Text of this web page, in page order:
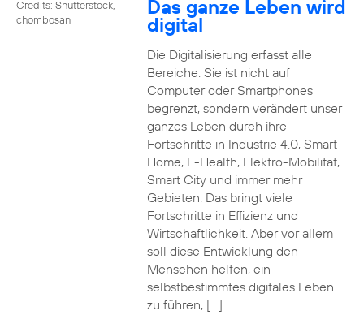
Credits: Shutterstock,
chombosan
Das ganze Leben wird
digital
Die Digitalisierung erfasst alle
Bereiche. Sie ist nicht auf
Computer oder Smartphones
begrenzt, sondern verändert unser
ganzes Leben durch ihre
Fortschritte in Industrie 4.0, Smart
Home, E-Health, Elektro-Mobilität,
Smart City und immer mehr
Gebieten. Das bringt viele
Fortschritte in Effizienz und
Wirtschaftlichkeit. Aber vor allem
soll diese Entwicklung den
Menschen helfen, ein
selbstbestimmtes digitales Leben
zu führen, […]